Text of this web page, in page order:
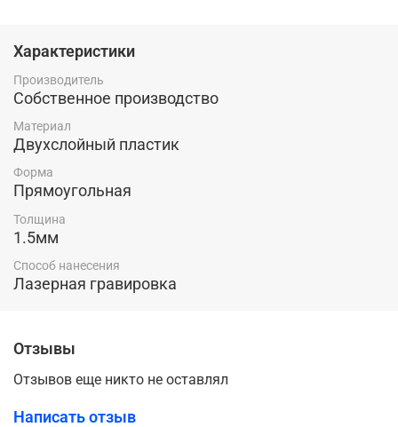
от настройки монитора!
Популярные цвета - это серебро, золото, медь. Так-же
возможно изготовить номерки в другом цвете или
размере в этом случае стоимость можно узнать,
отправив нам запрос.
Характеристики
Производитель
Собственное производство
Материал
Двухслойный пластик
Форма
Прямоугольная
Толщина
1.5мм
Способ нанесения
Лазерная гравировка
Отзывы
Отзывов еще никто не оставлял
Написать отзыв